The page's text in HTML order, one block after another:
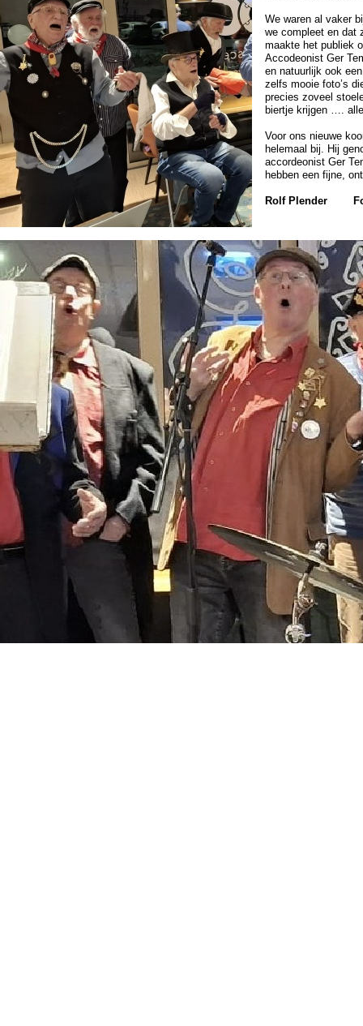
We waren al vaker
we compleet en dat
maakte het publiek
Accodeonist Ger
en natuurlijk ook
zelfs mooie foto’s
precies zoveel
biertje krijgen ….
Voor ons nieuwe
helemaal bij. Hij
accordeonist Ger
hebben een fijne,
Rolf Plender